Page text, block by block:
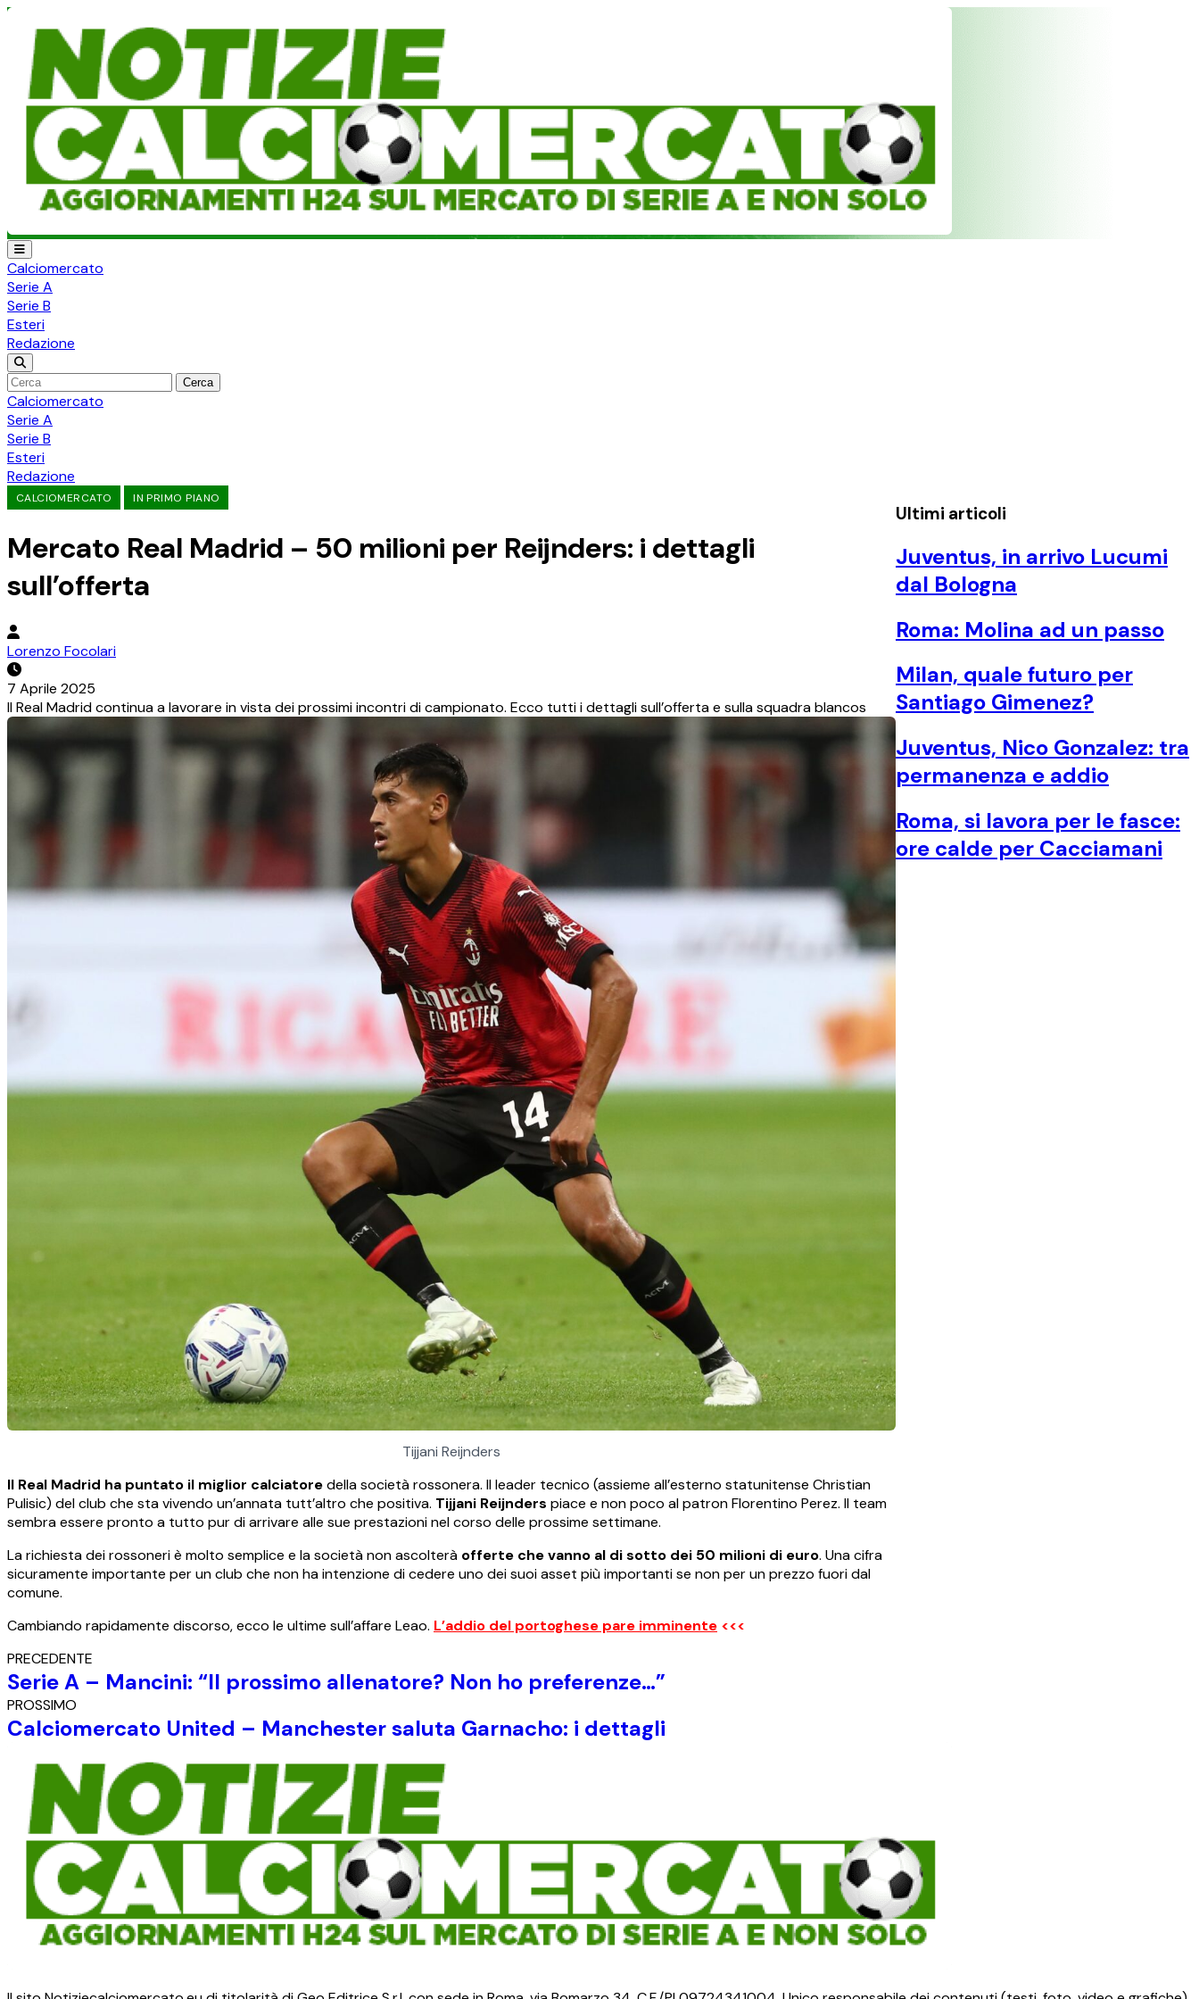
Calciomercato
Serie A
Serie B
Esteri
Redazione
Cerca
Calciomercato
Serie A
Serie B
Esteri
Redazione
CALCIOMERCATO IN PRIMO PIANO
Mercato Real Madrid – 50 milioni per Reijnders: i dettagli
sull’offerta
Lorenzo Focolari
7 Aprile 2025
Il Real Madrid continua a lavorare in vista dei prossimi incontri di campionato. Ecco tutti i dettagli sull’offerta e sulla squadra blancos
Tijjani Reijnders
Il Real Madrid ha puntato il miglior calciatoredella società rossonera. Il leader tecnico (assieme all’esterno statunitense Christian
Pulisic) del club che sta vivendo un’annata tutt’altro che positiva. Tijjani Reijnders piace e non poco al patron Florentino Perez. Il team
sembra essere pronto a tutto pur di arrivare alle sue prestazioni nel corso delle prossime settimane.
La richiesta dei rossoneri è molto semplice e la società non ascolterà offerte che vanno al di sotto dei 50 milioni di euro. Una cifra
sicuramente importante per un club che non ha intenzione di cedere uno dei suoi asset più importanti se non per un prezzo fuori dal
comune.
Cambiando rapidamente discorso, ecco le ultime sull’affare Leao. L’addio del portoghese pare imminente <<<
PRECEDENTE
Serie A – Mancini: “Il prossimo allenatore? Non ho preferenze…”
PROSSIMO
Calciomercato United – Manchester saluta Garnacho: i dettagli
Ultimi articoli
Juventus, in arrivo Lucumi
dal Bologna
Roma: Molina ad un passo
Milan, quale futuro per
Santiago Gimenez?
Juventus, Nico Gonzalez: tra
permanenza e addio
Roma, si lavora per le fasce:
ore calde per Cacciamani